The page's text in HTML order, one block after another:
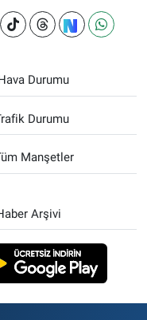
Durumu
Durumu
Manşetler
Arşivi